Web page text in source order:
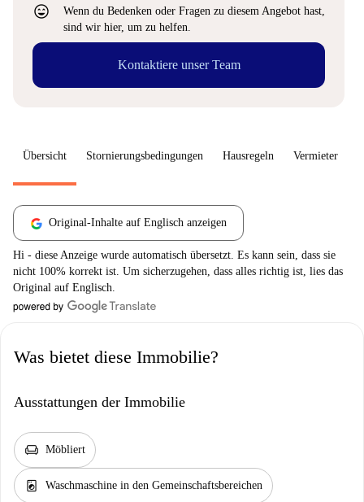
sentiment_very_satisfied
Wenn du Bedenken oder Fragen zu diesem Angebot hast,
sind wir hier, um zu helfen.
Kontaktiere unser Team
Übersicht Stornierungsbedingungen Hausregeln Vermieter
Original-Inhalte auf Englisch anzeigen
Hi - diese Anzeige wurde automatisch übersetzt. Es kann sein, dass sie
nicht 100% korrekt ist. Um sicherzugehen, dass alles richtig ist, lies das
Original auf Englisch.
Was bietet diese Immobilie?
Ausstattungen der Immobilie
chair Möbliert
local_laundry_service Waschmaschine in den Gemeinschaftsbereichen